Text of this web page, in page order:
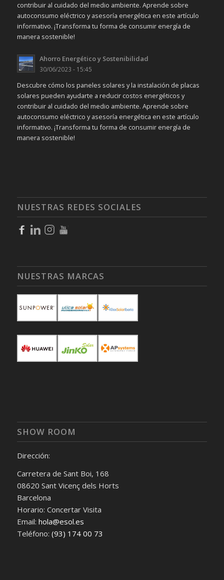
contribuir al cuidado del medio ambiente. Aprende sobre
autoconsumo eléctrico y asesoría energética en este artículo
informativo. ¡Transforma tu forma de consumir energía de
manera sostenible!
Ahorro Energético y Sostenibilidad
30/06/2023 - 15:45
Descubre cómo los paneles solares y la instalación de placas
solares pueden ayudarte a reducir costos energéticos y
contribuir al cuidado del medio ambiente. Aprende sobre
autoconsumo eléctrico y asesoría energética en este artículo
informativo. ¡Transforma tu forma de consumir energía de
manera sostenible!
NUESTRAS REDES SOCIALES
NUESTRAS MARCAS
SHOW ROOM
Dirección:
Carretera de Sant Boi, 168
08620 Sant Vicenç dels Horts
Barcelona
Horario: Concertar Visita
Email: hola@esol.es
Teléfono: (93) 174 00 73